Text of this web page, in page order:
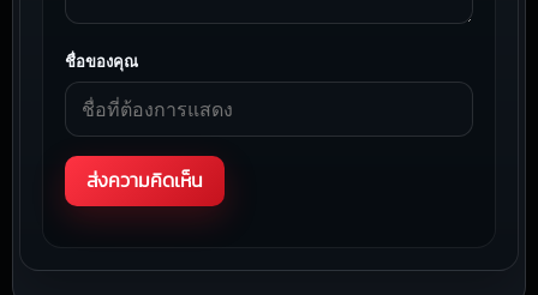
ชื่อของคุณ